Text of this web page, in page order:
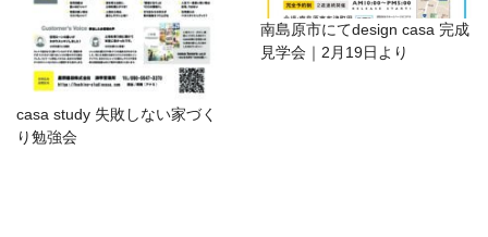
casa study 失敗しない家づく
り勉強会
南島原市にてdesign casa 完成
見学会｜2月19日より